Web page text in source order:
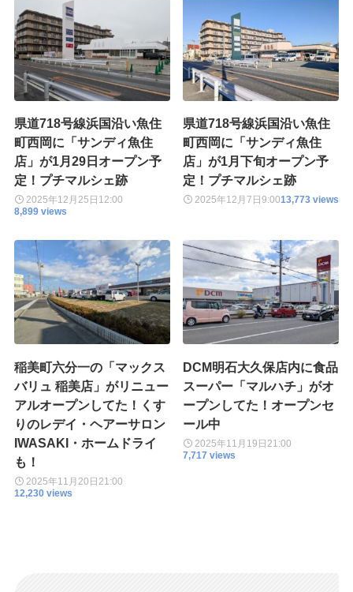
県道718号線浜国沿い魚住
町西岡に「サンディ魚住
店」が1月29日オープン予
定！プチマルシェ跡
2025年12月25日 12:00
8,899 views
県道718号線浜国沿い魚住
町西岡に「サンディ魚住
店」が1月下旬オープン予
定！プチマルシェ跡
2025年12月7日9:0013,773 views
稲美町六分一の「マックス
バリュ 稲美店」がリニュー
アルオープンしてた！くす
りのレデイ・ヘアーサロン
IWASAKI・ホームドライ
も！
2025年11月20日 21:00
12,230 views
DCM明石大久保店内に食品
スーパー「マルハチ」がオ
ープンしてた！オープンセ
ール中
2025年11月19日21:00
7,717 views